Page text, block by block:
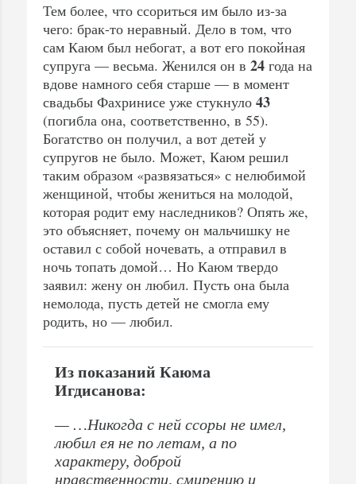
Тем более, что ссориться им было из-за
чего: брак-то неравный. Дело в том, что
сам Каюм был небогат, а вот его покойная
супруга — весьма. Женился он в 24 года на
вдове намного себя старше — в момент
свадьбы Фахринисе уже стукнуло 43
(погибла она, соответственно, в 55).
Богатство он получил, а вот детей у
супругов не было. Может, Каюм решил
таким образом «развязаться» с нелюбимой
женщиной, чтобы жениться на молодой,
которая родит ему наследников? Опять же,
это объясняет, почему он мальчишку не
оставил с собой ночевать, а отправил в
ночь топать домой… Но Каюм твердо
заявил: жену он любил. Пусть она была
немолода, пусть детей не смогла ему
родить, но — любил.
Из показаний Каюма
Игдисанова:
— …Никогда с ней ссоры не имел,
любил ея не по летам, а по
характеру, доброй
нравственности, смирению и